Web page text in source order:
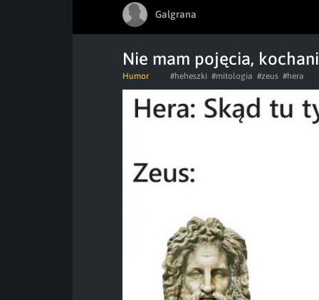
Galgrana
Nie mam pojęcia,
Humor #heheszki #mitologia #zeus #hera